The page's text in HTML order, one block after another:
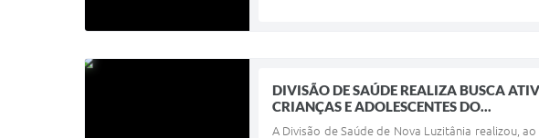
DIVISÃO DE SAÚDE REALIZA BUSCA
CRIANÇAS E ADOLESCENTES DO...
A Divisão de Saúde de Nova Luzitânia realizou,